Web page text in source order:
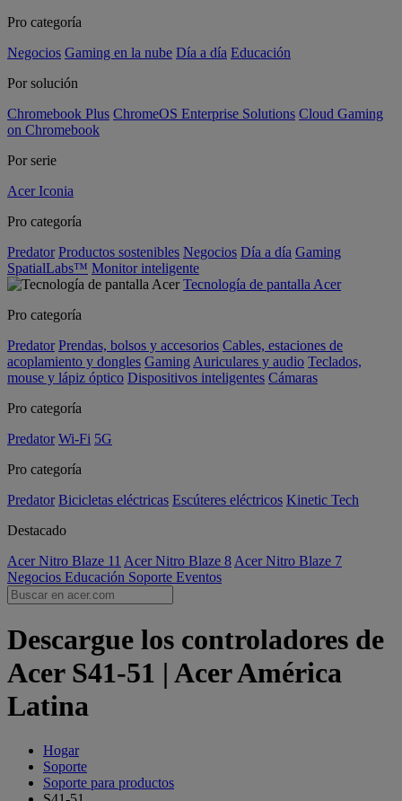
Pro categoría
Negocios Gaming en la nube Día a día Educación
Por solución
Chromebook Plus ChromeOS Enterprise Solutions Cloud Gaming
on Chromebook
Por serie
Acer Iconia
Pro categoría
Predator Productos sostenibles Negocios Día a día Gaming
SpatialLabs™ Monitor inteligente
Tecnología de pantalla Acer
Pro categoría
Predator Prendas, bolsos y accesorios Cables, estaciones de
acoplamiento y dongles Gaming Auriculares y audio Teclados,
mouse y lápiz óptico Dispositivos inteligentes Cámaras
Pro categoría
Predator Wi-Fi 5G
Pro categoría
Predator Bicicletas eléctricas Escúteres eléctricos Kinetic Tech
Destacado
Acer Nitro Blaze 11 Acer Nitro Blaze 8 Acer Nitro Blaze 7
Negocios Educación Soporte Eventos
Descargue los controladores de
Acer S41-51 | Acer América
Latina
Hogar
Soporte
Soporte para productos